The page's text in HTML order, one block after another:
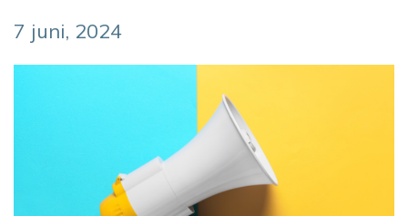
7 juni, 2024